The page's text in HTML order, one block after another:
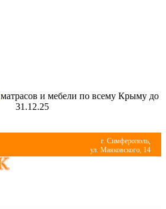
матрасов и мебели по всему Крыму до
31.12.25
г. Симферополь,
ул. Маяковского, 14